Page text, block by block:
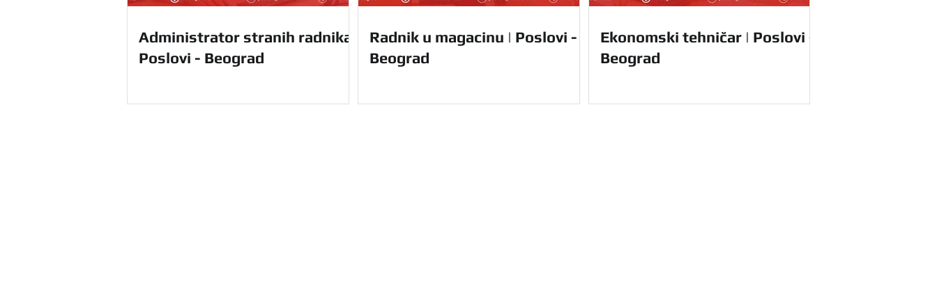
Administrator stranih radnika |
Poslovi - Beograd
Radnik u magacinu | Poslovi -
Beograd
Ekonomski tehničar | Poslovi -
Beograd